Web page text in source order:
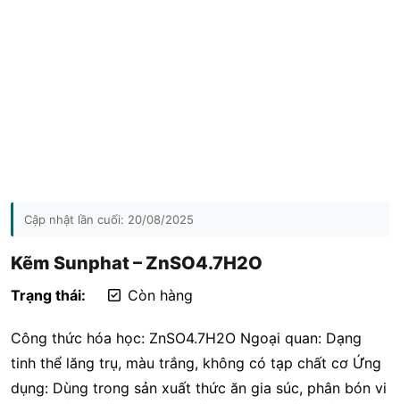
Cập nhật lần cuối: 20/08/2025
Kẽm Sunphat – ZnSO4.7H2O
Trạng thái: Còn hàng
Công thức hóa học: ZnSO4.7H2O Ngoại quan: Dạng
tinh thể lăng trụ, màu trắng, không có tạp chất cơ Ứng
dụng: Dùng trong sản xuất thức ăn gia súc, phân bón vi